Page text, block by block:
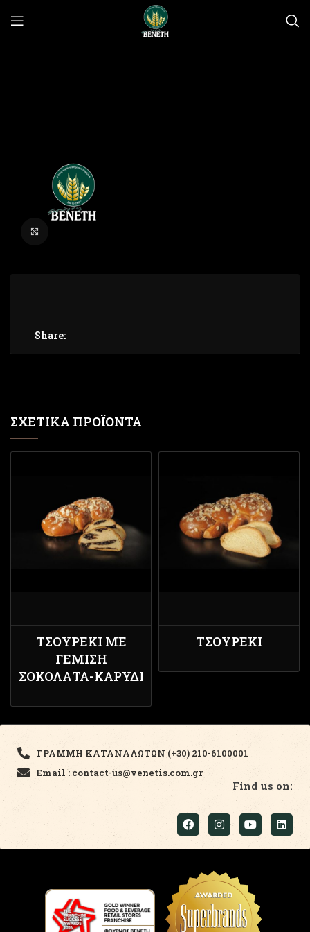
Share:
ΣΧΕΤΙΚΆ ΠΡΟΪΌΝΤΑ
ΤΣΟΥΡΈΚΙ ΜΕ
ΓΈΜΙΣΗ
ΣΟΚΟΛΆΤΑ-ΚΑΡΎΔΙ
ΤΣΟΥΡΈΚΙ
ΓΡΑΜΜΗ ΚΑΤΑΝΑΛΩΤΩΝ (+30) 210-6100001
Email : contact-us@venetis.com.gr
Find us on: